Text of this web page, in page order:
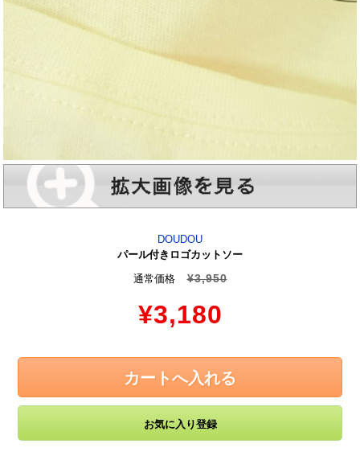
DOUDOU
パール付きロゴカットソー
通常価格
¥3,950
¥3,180
カートへ入れる